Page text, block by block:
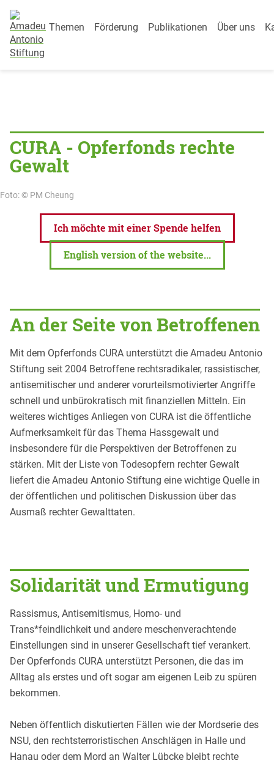
Weiter zum InhaltCategory Menu
Themen Förderung Publikationen Über uns
Startseite
CURA - Opferfonds rechte
Gewalt
Foto: © PM Cheung
Ich möchte mit einer Spende helfen
English version of the website...
An der Seite von Betroffenen
Mit dem Opferfonds CURA unterstützt die Amadeu Antonio
Stiftung seit 2004 Betroffene rechtsradikaler, rassistischer,
antisemitischer und anderer vorurteilsmotivierter Angriffe
schnell und unbürokratisch mit finanziellen Mitteln. Ein
weiteres wichtiges Anliegen von CURA ist die öffentliche
Aufmerksamkeit für das Thema Hassgewalt und
insbesondere für die Perspektiven der Betroffenen zu
stärken. Mit der Liste von Todesopfern rechter Gewalt
liefert die Amadeu Antonio Stiftung eine wichtige Quelle in
der öffentlichen und politischen Diskussion über das
Ausmaß rechter Gewalttaten.
Solidarität und Ermutigung
Rassismus, Antisemitismus, Homo- und
Trans*feindlichkeit und andere meschenverachtende
Einstellungen sind in unserer Gesellschaft tief verankert.
Der Opferfonds CURA unterstützt Personen, die das im
Alltag als erstes und oft sogar am eigenen Leib zu spüren
bekommen.
Neben öffentlich diskutierten Fällen wie der Mordserie des
NSU, den rechtsterroristischen Anschlägen in Halle und
Hanau oder dem Mord an Walter Lübcke bleibt rechte